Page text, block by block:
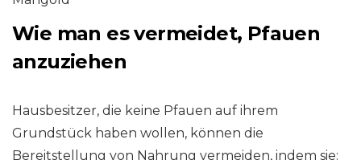
Wie man es vermeidet, Pfauen
anzuziehen
Hausbesitzer, die keine Pfauen auf ihrem
Grundstück haben wollen, können die
Bereitstellung von Nahrung vermeiden, indem sie: